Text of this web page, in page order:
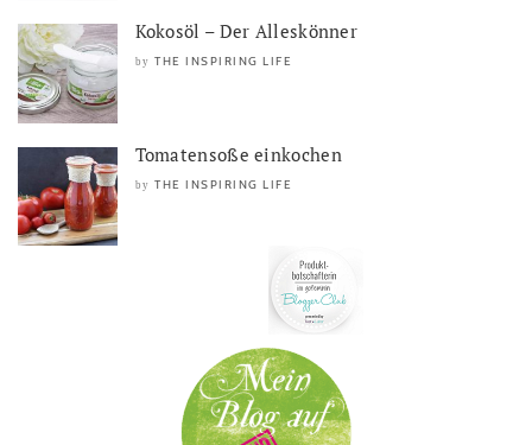
Kokosöl – Der Alleskönner
by THE INSPIRING LIFE
Tomatensoße einkochen
by THE INSPIRING LIFE